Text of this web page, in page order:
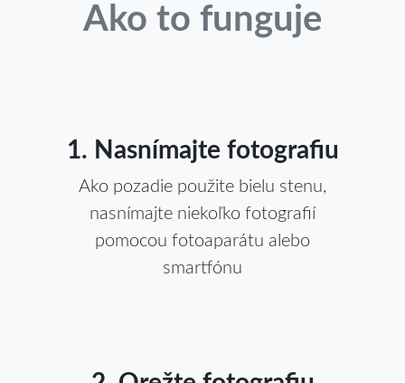
Ako to funguje
1. Nasnímajte fotografiu
Ako pozadie použite bielu stenu,
nasnímajte niekoľko fotografií
pomocou fotoaparátu alebo
smartfónu